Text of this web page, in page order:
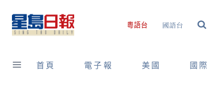
content
粵語台 國語台
首頁 電子報 美國 國際